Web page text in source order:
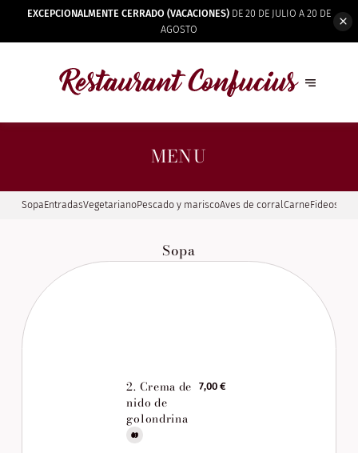
EXCEPCIONALMENTE CERRADO (VACACIONES) DE 20 DE JULIO A 20 DE
AGOSTO
MENU
SopaEntradasVegetarianoPescado y mariscoAves de corralCarneFideos y
Sopa
2. Crema de
nido de
golondrina
7,00 €